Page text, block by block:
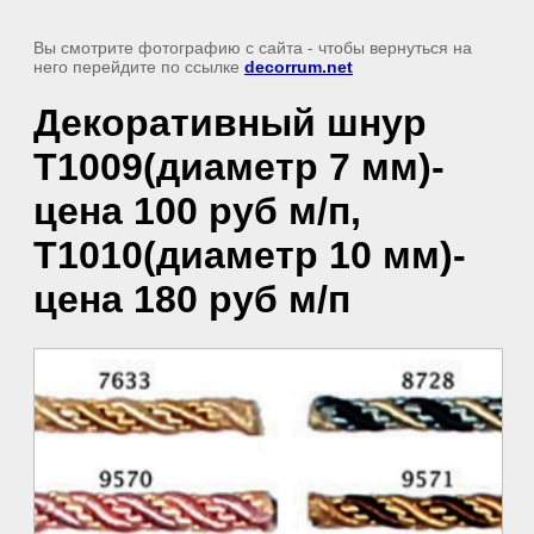
Вы смотрите фотографию с сайта - чтобы вернуться на
него перейдите по ссылке decorrum.net
Декоративный шнур
Т1009(диаметр 7 мм)-
цена 100 руб м/п,
Т1010(диаметр 10 мм)-
цена 180 руб м/п